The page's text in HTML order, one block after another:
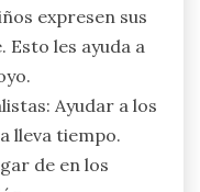
expresen sus
les ayuda a
Ayudar a los
lleva tiempo.
de en los